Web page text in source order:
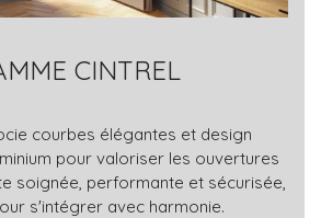
CINTREL
courbes élégantes et design
pour valoriser les ouvertures
soignée, performante et sécurisée,
s'intégrer avec harmonie.